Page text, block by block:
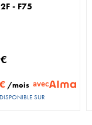
- F75
/mois avec
SUR